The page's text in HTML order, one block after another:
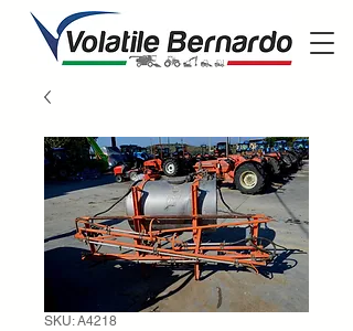
SKU: A4218